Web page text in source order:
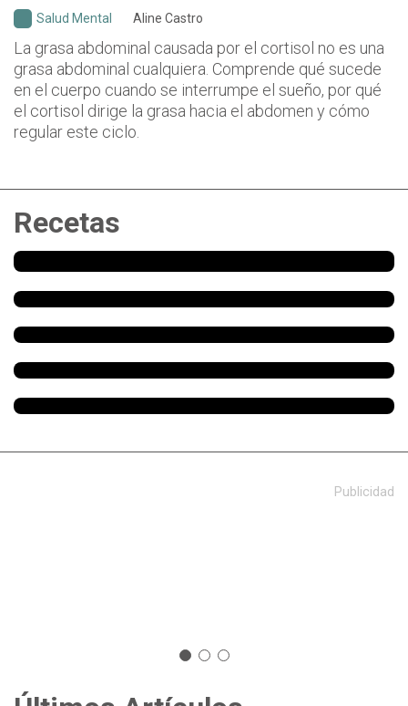
Salud Mental Aline Castro
La grasa abdominal causada por el cortisol no es una
grasa abdominal cualquiera. Comprende qué sucede
en el cuerpo cuando se interrumpe el sueño, por qué
el cortisol dirige la grasa hacia el abdomen y cómo
regular este ciclo.
Recetas
Publicidad